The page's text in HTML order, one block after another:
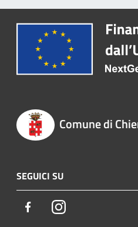
Comune di
SEGUICI SU
FacebookInstagram